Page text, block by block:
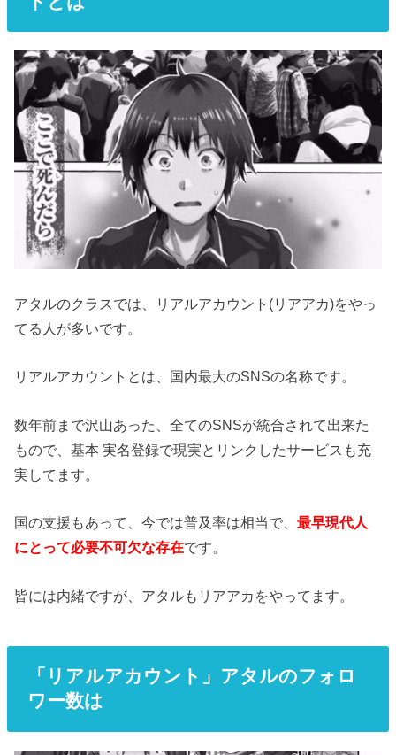
アタルのクラスでは、リアルアカウント(リアアカ)をやっ
てる人が多いです。
リアルアカウントとは、国内最大のSNSの名称です。
数年前まで沢山あった、全てのSNSが統合されて出来た
もので、基本 実名登録で現実とリンクしたサービスも充
実してます。
国の支援もあって、今では普及率は相当で、最早現代人
にとって必要不可欠な存在です。
皆には内緒ですが、アタルもリアアカをやってます。
「リアルアカウント」アタルのフォロ
ワー数は